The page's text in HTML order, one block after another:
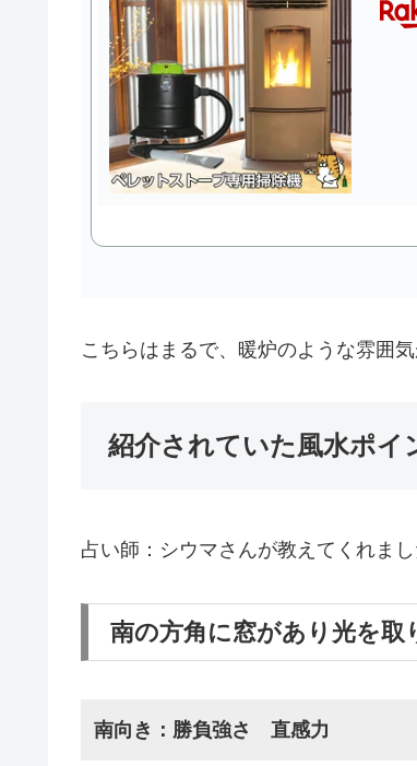
こちらはまるで、暖炉のような雰囲
紹介されていた風水ポイ
占い師：シウマさんが教えてくれまし
南の方角に窓があり光を取
南向き：勝負強さ 直感力